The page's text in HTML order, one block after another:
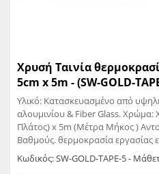
Χρυσή Ταινία
5cm x 5m - (SW-GOLD-
Υλικό: Κατασκευασμένο από
αλουμινίου & Fiber Glass. Χρώμα:
Πλάτος) x 5m (Μέτρα Μήκος ) Αντοχή θερμοκρασίες έως 200?.
Βαθμούς. θερμοκρασία εργασίας
Κωδικός: SW-GOLD-TAPE-5 -